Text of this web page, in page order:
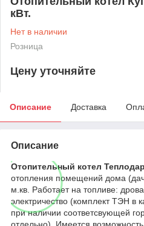
кВт.
Нет в наличии
Розница
Цену уточняйте
Описание Доставка
Описание
Отопительный котел
отопления помещений дома
м.кв. Работает на топливе:
электричество (комплект ТЭН в
при наличии соответсвующей
отдельно). Имеется возможность